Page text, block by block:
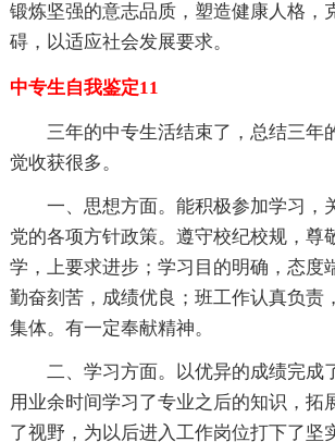
锻炼坚强的意志品质，塑造健康人格，
碍，以适应社会发展要求。
中专生自我鉴定11
三年的中专生活结束了，总结三年
觉收获很多。
一、思想方面。能积极参加学习，
党的各项方针政策。遵守校纪校规，尊
学，上要求进步；学习目的明确，态度
勤奋刻苦，成绩优良；班工作认真负责
集体。有一定奉献精神。
二、学习方面。以优异的成绩完成
用业余时间学习了专业之后的知识，拓
了视野，为以后进入工作岗位打下了坚